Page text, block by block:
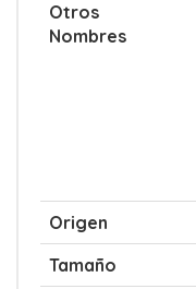
Otros
Nombres
Origen
Tamaño